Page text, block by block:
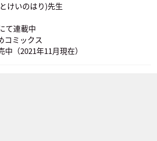
けいのはり)先生
て連載中
コミックス
（2021年11月現在）